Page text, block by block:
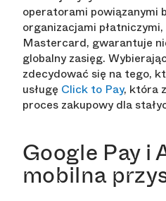
operatorami powiązanymi
organizacjami
Mastercard, gwarantuje
globalny zasięg.
zdecydować się na tego,
usługę Click to Pay, która
proces zakupowy dla
Google Pay i
mobilna